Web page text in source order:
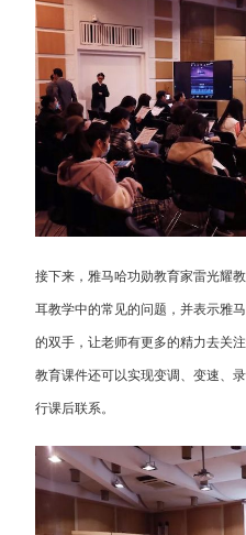
接下来，雅马哈功勋教育家雷光耀
耳教学中的常见的问题，并表示雅
的双手，让老师有更多的精力去关
教育课件还可以实现变调、变速、
行课后联系。